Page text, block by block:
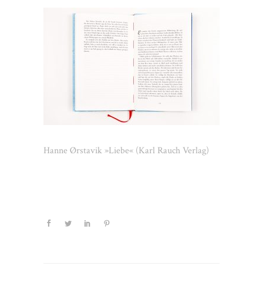
Hanne Ørstavik »Liebe« (Karl Rauch Verlag)